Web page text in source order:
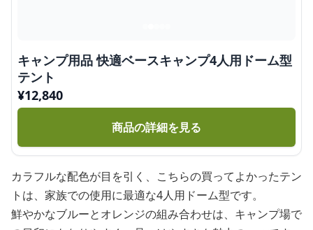
キャンプ用品 快適ベースキャンプ4人用ドーム型
テント
¥12,840
商品の詳細を見る
カラフルな配色が目を引く、こちらの買ってよかったテン
トは、家族での使用に最適な4人用ドーム型です。
鮮やかなブルーとオレンジの組み合わせは、キャンプ場で